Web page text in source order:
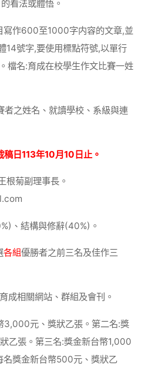
看法或體悟。
寫作600至1000字内容的文章,並
14號字,要使用標點符號,以單行
檔名:育成在校學生作文比賽一姓
者之姓名、就讀學校、系級與連
日113年10月10日止。
根菊副理事長。
、結構與修辭(40%)。
各組優勝者之前三名及佳作三
成相關網站、群組及會刊。
3,000元、獎狀乙張。第二名:獎
乙張。第三名:獎金新台幣1,000
名獎金新台幣500元、獎狀乙